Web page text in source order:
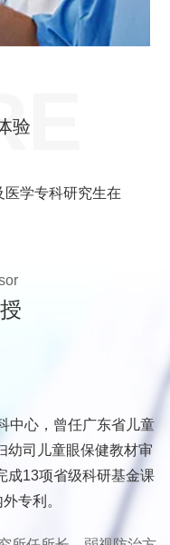
验
学专科研究生在
中心，曾任广东省儿童
幼司儿童眼保健教材审
成13项省级科研基金课
专利。